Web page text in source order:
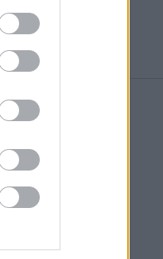
(1
)